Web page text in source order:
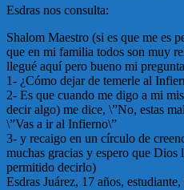
Esdras nos consulta:
Shalom Maestro (si es que me es
que en mi familia todos son muy
llegué aquí pero bueno mi
1- ¿Cómo dejar de temerle al
2- Es que cuando me digo a mi
decir algo) me dice, \”No, estas
\”Vas a ir al Infierno\”
3- y recaigo en un círculo de
muchas gracias y espero que Dios
permitido decirlo)
Esdras Juárez, 17 años,